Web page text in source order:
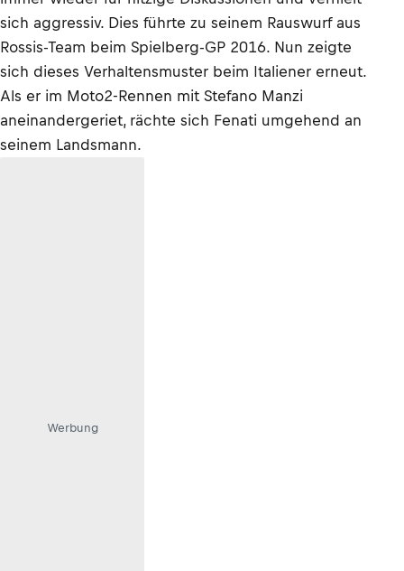
sich aggressiv. Dies führte zu seinem Rauswurf aus
Rossis-Team beim Spielberg-GP 2016. Nun zeigte
sich dieses Verhaltensmuster beim Italiener erneut.
Als er im Moto2-Rennen mit Stefano Manzi
aneinandergeriet, rächte sich Fenati umgehend an
seinem Landsmann.
Werbung